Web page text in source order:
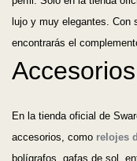
Fecha de
lujo y muy elegantes. Con
encontrarás el
En la tienda oficial de
accesorios, como relojes
bolígrafos, gafas de sol,